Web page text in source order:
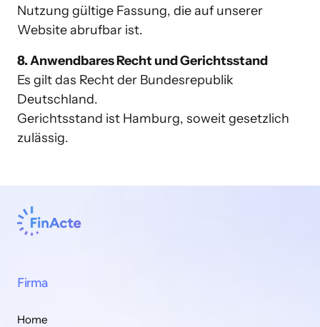
Nutzung gültige Fassung, die auf unserer
8. Anwendbares Recht und Gerichtsstand
Es gilt das Recht der Bundesrepublik
Deutschland.
Gerichtsstand ist Hamburg, soweit gesetzlich
zulässig.
Firma
Home